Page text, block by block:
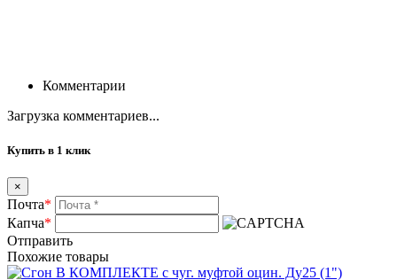
Комментарии
Загрузка комментариев...
Купить в 1 клик
×
Почта*
Капча*
Отправить
Похожие товары